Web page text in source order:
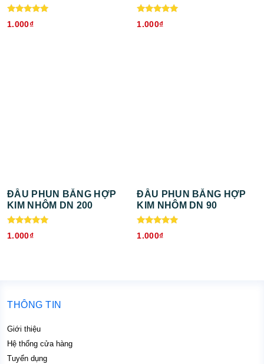
Được xếp
hạng
1.000₫
Được xếp
hạng
1.000₫
ĐẦU PHUN BẰNG HỢP
KIM NHÔM DN 200
Được xếp
hạng
1.000₫
ĐẦU PHUN BẰNG HỢP
KIM NHÔM DN 90
Được xếp
hạng
1.000₫
THÔNG TIN
Giới thiệu
Hệ thống cửa hàng
Tuyển dụng